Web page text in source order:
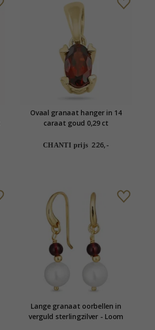
Ovaal granaat hanger in 14
caraat goud 0,29 ct
CHANTI prijs 226,-
Lange granaat oorbellen in
verguld sterlingzilver - Loom